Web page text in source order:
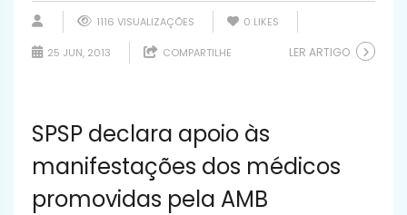
1116 VISUALIZAÇÕES 0 LIKES
25 JUN, 2013 COMPARTILHE LER ARTIGO
SPSP declara apoio às
manifestações dos médicos
promovidas pela AMB